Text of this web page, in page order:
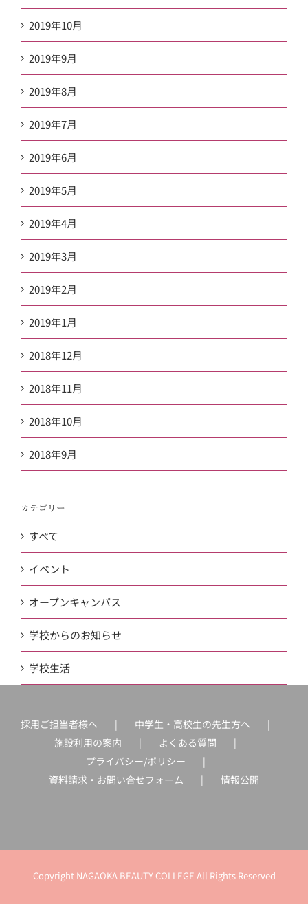
2019年10月
2019年9月
2019年8月
2019年7月
2019年6月
2019年5月
2019年4月
2019年3月
2019年2月
2019年1月
2018年12月
2018年11月
2018年10月
2018年9月
カテゴリー
すべて
イベント
オープンキャンパス
学校からのお知らせ
学校生活
採用ご担当者様へ
中学生・高校生の先生方へ
施設利用の案内
よくある質問
プライバシー/ポリシー
資料請求・お問い合せフォーム
情報公開
Copyright NAGAOKA BEAUTY COLLEGE All Rights Reserved